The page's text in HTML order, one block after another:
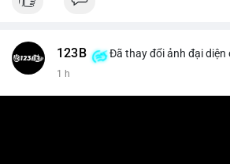
123B Đã thay đổi ảnh đại diện
1 h